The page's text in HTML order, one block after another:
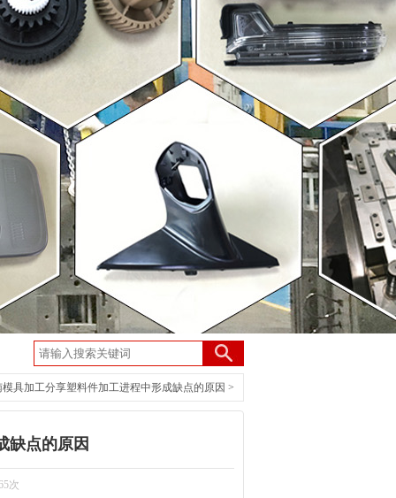
模具加工分享塑料件加工进程中形成缺点的原因 >
缺点的原因
次